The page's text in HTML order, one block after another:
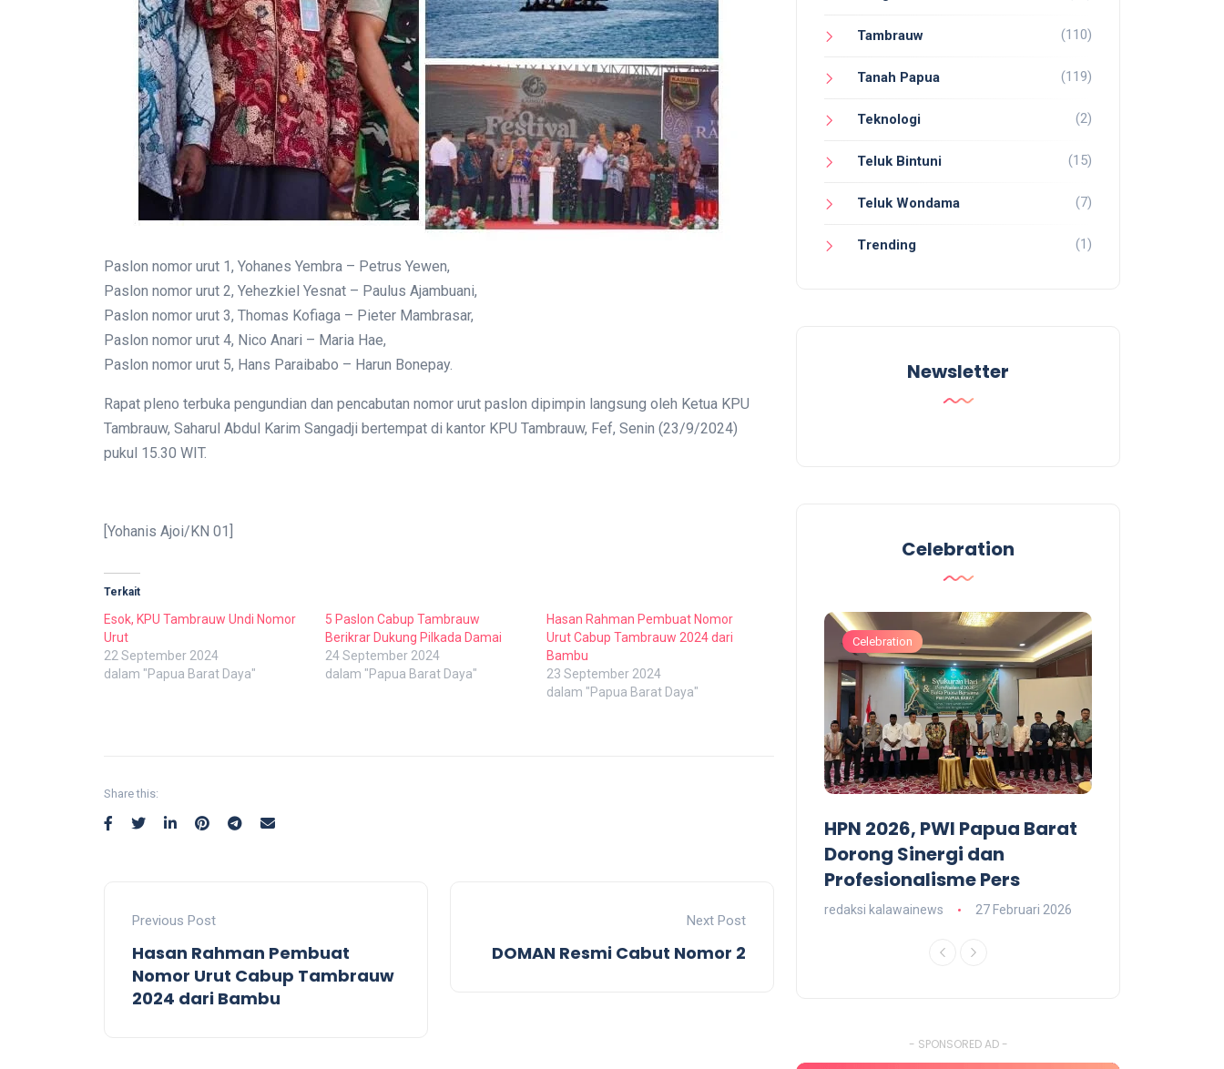
Paslon nomor urut 1, Yohanes Yembra – Petrus Yewen,
Paslon nomor urut 2, Yehezkiel Yesnat – Paulus Ajambuani,
Paslon nomor urut 3, Thomas Kofiaga – Pieter Mambrasar,
Paslon nomor urut 4, Nico Anari – Maria Hae,
Paslon nomor urut 5, Hans Paraibabo – Harun Bonepay.
Rapat pleno terbuka pengundian dan pencabutan nomor urut paslon dipimpin langsung oleh Ketua KPU
Tambrauw, Saharul Abdul Karim Sangadji bertempat di kantor KPU Tambrauw, Fef, Senin (23/9/2024)
pukul 15.30 WIT.
[Yohanis Ajoi/KN 01]
Terkait
Esok, KPU Tambrauw Undi Nomor
Urut
22 September 2024
dalam "Papua Barat Daya"
5 Paslon Cabup Tambrauw
Berikrar Dukung Pilkada Damai
24 September 2024
dalam "Papua Barat Daya"
Hasan Rahman Pembuat Nomor
Urut Cabup Tambrauw 2024 dari
Bambu
23 September 2024
dalam "Papua Barat Daya"
Share this:
Previous Post
Hasan Rahman Pembuat
Nomor Urut Cabup Tambrauw
2024 dari Bambu
Next Post
DOMAN Resmi Cabut Nomor 2
Tambrauw (110)
Tanah Papua (119)
Teknologi (2)
Teluk Bintuni (15)
Teluk Wondama (7)
Trending (1)
Newsletter
Celebration
Celebration Celebration
HPN 2026, PWI Papua Barat
Dorong Sinergi dan
Profesionalisme Pers
redaksi kalawainews 27 Februari 2026
- SPONSORED AD -